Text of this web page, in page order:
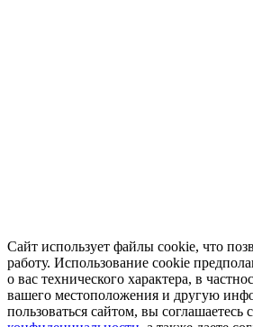
Сайт использует файлы cookie, что
работу. Использование cookie
о вас технического характера, в
вашего местоположения и другую
пользоваться сайтом, вы соглашаетесь с